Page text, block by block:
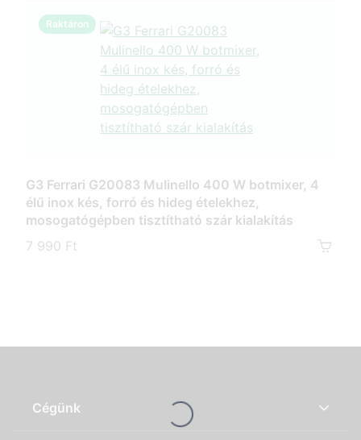
Raktáron
G3 Ferrari G20083 Mulinello 400 W botmixer, 4
élű inox kés, forró és hideg ételekhez,
mosogatógépben tisztítható szár kialakítás
7 990 Ft
Loading...
Cégünk